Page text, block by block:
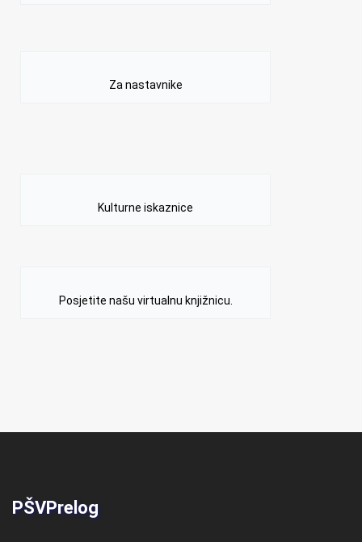
Za nastavnike
Kulturne iskaznice
Posjetite našu virtualnu knjižnicu.
PŠVPrelog